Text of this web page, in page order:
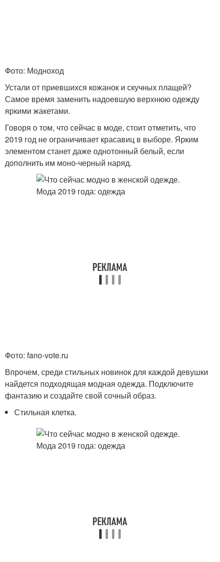
Фото: Модноход
Устали от приевшихся кожанок и скучных плащей?
Самое время заменить надоевшую верхнюю одежду
яркими жакетами.
Говоря о том, что сейчас в моде, стоит отметить, что
2019 год не ограничивает красавиц в выборе. Ярким
элементом станет даже однотонный белый, если
дополнить им моно-черный наряд.
Фото: fano-vote.ru
Впрочем, среди стильных новинок для каждой девушки
найдется подходящая модная одежда. Подключите
фантазию и создайте свой сочный образ.
Стильная клетка.